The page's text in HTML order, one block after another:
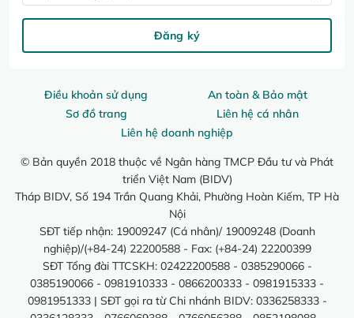
Điều khoản sử dụng
An toàn & Bảo mật
Sơ đồ trang
Liên hệ cá nhân
Liên hệ doanh nghiệp
© Bản quyền 2018 thuộc về Ngân hàng TMCP Đầu tư và Phát
triển Việt Nam (BIDV)
Tháp BIDV, Số 194 Trần Quang Khải, Phường Hoàn Kiếm, TP Hà
Nội
SĐT tiếp nhận: 19009247 (Cá nhân)/ 19009248 (Doanh
nghiệp)/(+84-24) 22200588 - Fax: (+84-24) 22200399
SĐT Tổng đài TTCSKH: 02422200588 - 0385290066 -
0385190066 - 0981910333 - 0866200333 - 0981915333 -
0981951333 | SĐT gọi ra từ Chi nhánh BIDV: 0336258333 -
Đăng ký